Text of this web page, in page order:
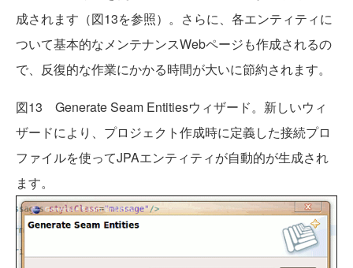
成されます（図13を参照）。さらに、各エンティティに
ついて基本的なメンテナンスWebページも作成されるの
で、反復的な作業にかかる時間が大いに節約されます。
図13 Generate Seam Entitiesウィザード。新しいウィ
ザードにより、プロジェクト作成時に定義した接続プロ
ファイルを使ってJPAエンティティが自動的が生成され
ます。